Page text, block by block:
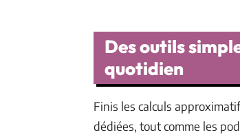
Des outils
quotidien
Finis les calculs
dédiées, tout comme les